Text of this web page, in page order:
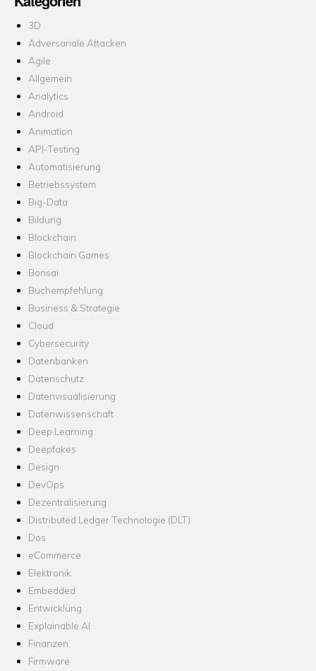
3D
Adversariale Attacken
Agile
Allgemein
Analytics
Android
Animation
API-Testing
Automatisierung
Betriebssystem
Big-Data
Bildung
Blockchain
Blockchain Games
Bonsai
Buchempfehlung
Business & Strategie
Cloud
Cybersecurity
Datenbanken
Datenschutz
Datenvisualisierung
Datenwissenschaft
Deep Learning
Deepfakes
Design
DevOps
Dezentralisierung
Distributed Ledger Technologie (DLT)
Dos
eCommerce
Elektronik
Embedded
Entwicklung
Explainable AI
Finanzen
Firmware